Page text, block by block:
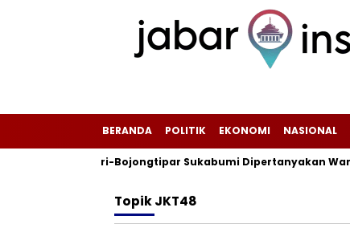
BERANDA POLITIK EKONOMI NASIONAL
Tanjungsari-Bojongtipar Sukabumi Dipertanyakan Warga
TopikJKT48